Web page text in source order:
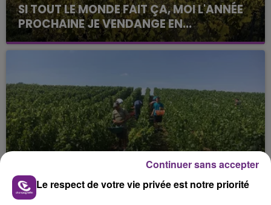
SI TOUT LE MONDE FAIT ÇA, MOI L'ANNÉE
PROCHAINE JE VENDANGE EN...
La vendange en Champagne a débuté ce jeudi 6
août dans la commune de Montgueux (Aube). Du
L'INSPECTION DU TRAVAIL RAPPELLE À
L'ORDRE SUR LES CONDITIONS DE...
Alors que les dates de début des vendange 2026
Le respect de votre vie privée est notre priorité
Continuer sans accepter